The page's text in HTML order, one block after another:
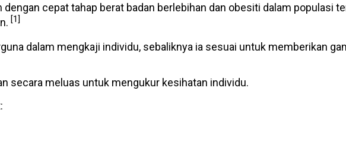
cepat tahap berat badan berlebihan dan obesiti dalam populasi
[1]
dalam mengkaji individu, sebaliknya ia sesuai untuk memberikan
secara meluas untuk mengukur kesihatan individu.